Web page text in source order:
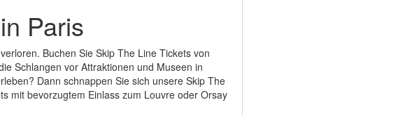
Paris
Buchen Sie Skip The Line Tickets von
Schlangen vor Attraktionen und Museen in
Dann schnappen Sie sich unsere Skip The
mit bevorzugtem Einlass zum Louvre oder Orsay